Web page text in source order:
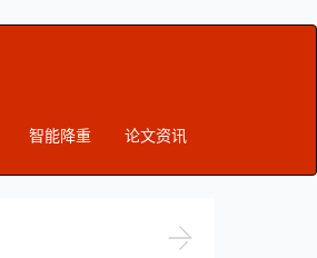
智能降重 论文资讯